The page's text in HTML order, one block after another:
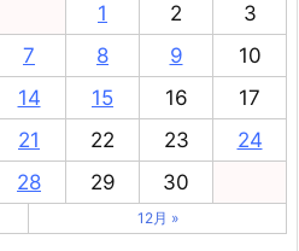
1
2
3
7 8 9
10
14 15 16
17
21 22 23
24
28 29 30
12月 »